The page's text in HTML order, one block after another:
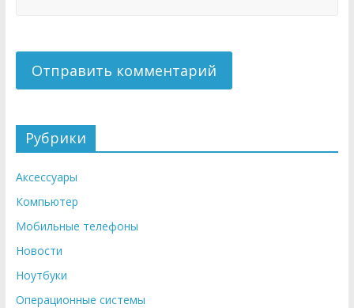
Рубрики
Аксессуары
Компьютер
Мобильные телефоны
Новости
Ноутбуки
Операционные системы